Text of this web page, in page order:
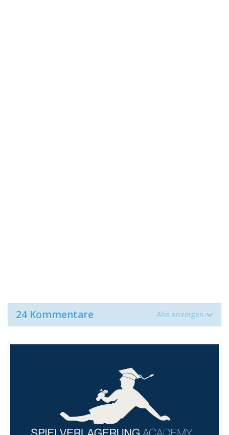
24 Kommentare Alle anzeigen